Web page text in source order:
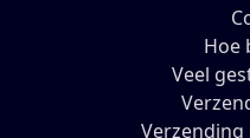
Hoe
Veel